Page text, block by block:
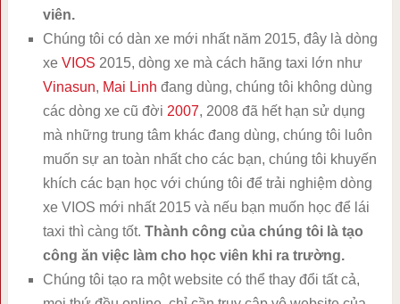
viên.
Chúng tôi có dàn xe mới nhất năm 2015, đây là dòng
xe VIOS 2015, dòng xe mà cách hãng taxi lớn như
Vinasun, Mai Linh đang dùng, chúng tôi không dùng
các dòng xe cũ đời 2007, 2008 đã hết hạn sử dụng
mà những trung tâm khác đang dùng, chúng tôi luôn
muốn sự an toàn nhất cho các bạn, chúng tôi khuyến
khích các bạn học với chúng tôi để trải nghiệm dòng
xe VIOS mới nhất 2015 và nếu bạn muốn học để lái
taxi thì càng tốt. Thành công của chúng tôi là tạo
công ăn việc làm cho học viên khi ra trường.
Chúng tôi tạo ra một website có thể thay đổi tất cả,